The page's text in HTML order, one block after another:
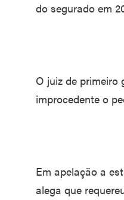
do segurado em
O juiz de primeiro
improcedente o
Em apelação a
alega que